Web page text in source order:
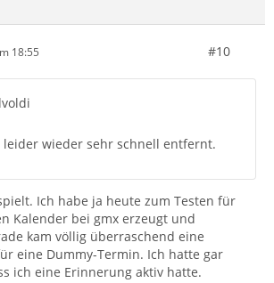
18:55 #10
leider wieder sehr schnell entfernt.
Ich habe ja heute zum Testen für
Kalender bei gmx erzeugt und
kam völlig überraschend eine
eine Dummy-Termin. Ich hatte gar
ich eine Erinnerung aktiv hatte.